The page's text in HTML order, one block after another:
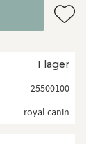
Lägg
I lager
25500100
royal canin